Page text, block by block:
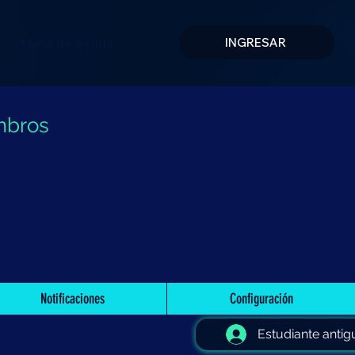
INGRESAR
Notificaciones Configuración
Estudiante